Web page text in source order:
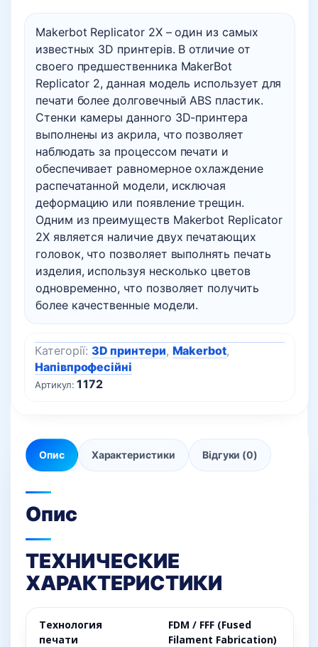
Makerbot Replicator 2X – один из самых
известных 3D принтерів. В отличие от
своего предшественника MakerBot
Replicator 2, данная модель использует для
печати более долговечный ABS пластик.
Стенки камеры данного 3D-принтера
выполнены из акрила, что позволяет
наблюдать за процессом печати и
обеспечивает равномерное охлаждение
распечатанной модели, исключая
деформацию или появление трещин.
Одним из преимуществ Makerbot Replicator
2X является наличие двух печатающих
головок, что позволяет выполнять печать
изделия, используя несколько цветов
одновременно, что позволяет получить
более качественные модели.
Артикул:1172
Категорії: 3D принтери, Makerbot,
Напівпрофесійні
Опис Характеристики Відгуки (0)
Опис
ТЕХНИЧЕСКИЕ
ХАРАКТЕРИСТИКИ
Технология
печати
FDM / FFF (Fused
Filament Fabrication)